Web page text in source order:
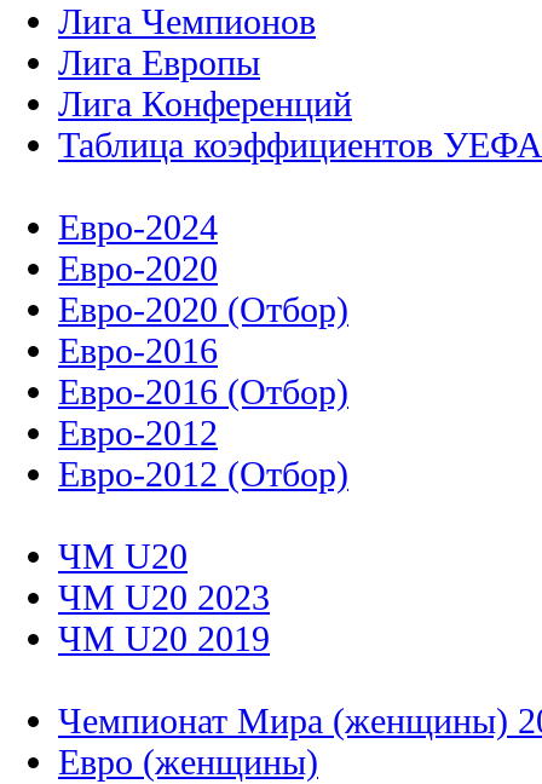
Лига Чемпионов
Лига Европы
Лига Конференций
Таблица коэффициентов УЕФА
Евро-2024
Евро-2020
Евро-2020 (Отбор)
Евро-2016
Евро-2016 (Отбор)
Евро-2012
Евро-2012 (Отбор)
ЧМ U20
ЧМ U20 2023
ЧМ U20 2019
Чемпионат Мира (женщины)
Евро (женщины)